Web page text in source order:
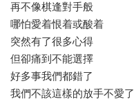
再不像棋逢對手般
哪怕愛着恨着或酸着
突然有了很多心得
但卻痛到不能選擇
好多事我們都錯了
我們不該這樣的放手不愛了